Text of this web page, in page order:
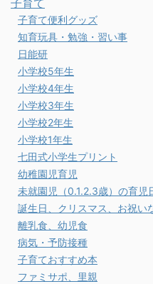
子育て便利グッズ
知育玩具・勉強・習い事
日能研
小学校5年生
小学校4年生
小学校3年生
小学校2年生
小学校1年生
七田式小学生プリント
幼稚園児育児
未就園児（0.1.2.3歳）の育児
誕生日、クリスマス、お祝い
離乳食、幼児食
病気・予防接種
子育ておすすめ本
ファミサポ、里親